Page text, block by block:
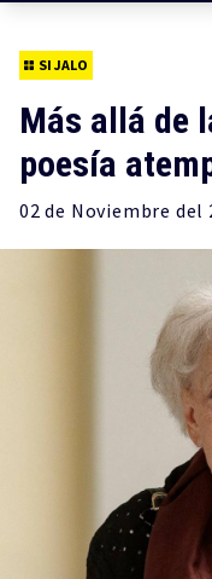
SI JALO
Más allá de
poesía
02 de Noviembre del